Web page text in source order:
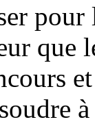
pour
que